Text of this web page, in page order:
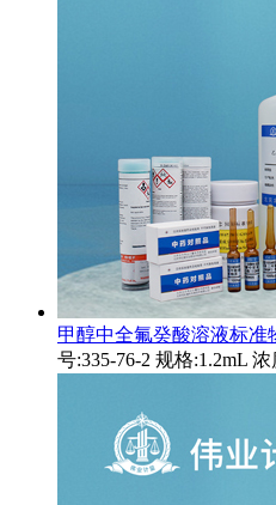
甲醇中全氟癸酸溶液标准
号:335-76-2 规格:1.2mL